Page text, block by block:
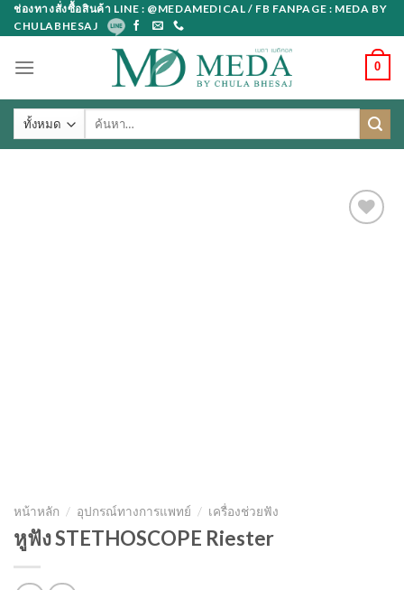
Skip
to
ช่องทางสั่งซื้อสินค้า LINE : @MEDAMEDICAL / FB FANPAGE : MEDA BY
CHULABHESAJ
0
ค้นหา:
หน้าหลัก / อุปกรณ์ทางการแพทย์ / เครื่องช่วยฟัง
หูฟัง STETHOSCOPE Riester